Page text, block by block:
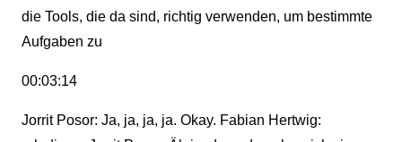
die Tools, die da sind, richtig verwenden, um bestimmte
Aufgaben zu
00:03:14
Jorrit Posor: Ja, ja, ja, ja. Okay. Fabian Hertwig: